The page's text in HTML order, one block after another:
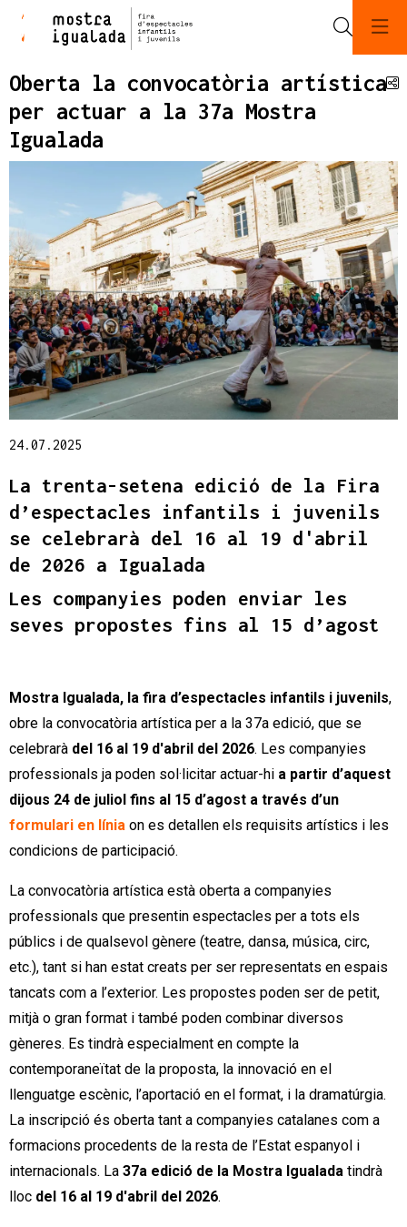
Oberta la convocatòria artística
per actuar a la 37a Mostra
Igualada
24.07.2025
La trenta-setena edició de la Fira
d’espectacles infantils i juvenils
se celebrarà del 16 al 19 d'abril
de 2026 a Igualada
Les companyies poden enviar les
seves propostes fins al 15 d’agost
Mostra Igualada, la fira d’espectacles infantils i juvenils,
obre la convocatòria artística per a la 37a edició, que se
celebrarà del 16 al 19 d'abril del 2026. Les companyies
professionals ja poden sol·licitar actuar-hi a partir d’aquest
dijous 24 de juliol fins al 15 d’agost a través d’un
formulari en línia on es detallen els requisits artístics i les
condicions de participació.
La convocatòria artística està oberta a companyies
professionals que presentin espectacles per a tots els
públics i de qualsevol gènere (teatre, dansa, música, circ,
etc.), tant si han estat creats per ser representats en espais
tancats com a l’exterior. Les propostes poden ser de petit,
mitjà o gran format i també poden combinar diversos
gèneres. Es tindrà especialment en compte la
contemporaneïtat de la proposta, la innovació en el
llenguatge escènic, l’aportació en el format, i la dramatúrgia.
La inscripció és oberta tant a companyies catalanes com a
formacions procedents de la resta de l’Estat espanyol i
internacionals. La 37a edició de la Mostra Igualada tindrà
lloc del 16 al 19 d'abril del 2026.